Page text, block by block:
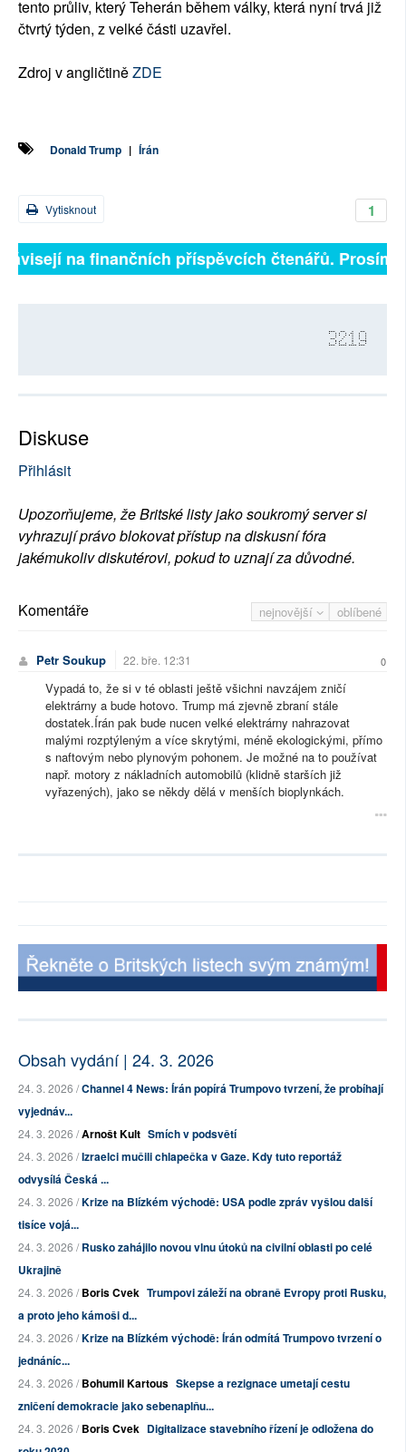
tento průliv, který Teherán během války, která nyní trvá již
čtvrtý týden, z velké části uzavřel.
Zdroj v angličtiněZDE
Donald Trump | Írán
1
Vytisknout
na finančních příspěvcích čtenářů. Prosíme,
3219
Diskuse
Přihlásit
Upozorňujeme, že Britské listy jako soukromý server si
vyhrazují právo blokovat přístup na diskusní fóra
jakémukoliv diskutérovi, pokud to uznají za důvodné.
nejnovější oblíbené
Komentáře
Petr Soukup 22. bře. 12:31 0
Vypadá to, že si v té oblasti ještě všichni navzájem zničí
elektrárny a bude hotovo. Trump má zjevně zbraní stále
dostatek.Írán pak bude nucen velké elektrárny nahrazovat
malými rozptýleným a více skrytými, méně ekologickými, přímo
s naftovým nebo plynovým pohonem. Je možné na to používat
např. motory z nákladních automobilů (klidně starších již
vyřazených), jako se někdy dělá v menších bioplynkách.
Obsah vydání | 24. 3. 2026
24. 3. 2026 /Channel 4 News: Írán popírá Trumpovo tvrzení, že probíhají
vyjednáv...
24. 3. 2026 /Arnošt Kult Smích v podsvětí
24. 3. 2026 /Izraelci mučili chlapečka v Gaze. Kdy tuto reportáž
odvysílá Česká ...
24. 3. 2026 /Krize na Blízkém východě: USA podle zpráv vyšlou další
tisíce vojá...
24. 3. 2026 /Rusko zahájilo novou vlnu útoků na civilní oblasti po celé
Ukrajině
24. 3. 2026 /Boris Cvek Trumpovi záleží na obraně Evropy proti Rusku,
a proto jeho kámoši d...
24. 3. 2026 /Krize na Blízkém východě: Írán odmítá Trumpovo tvrzení o
jednáníc...
24. 3. 2026 /Bohumil Kartous Skepse a rezignace umetají cestu
zničení demokracie jako sebenaplňu...
24. 3. 2026 /Boris Cvek Digitalizace stavebního řízení je odložena do